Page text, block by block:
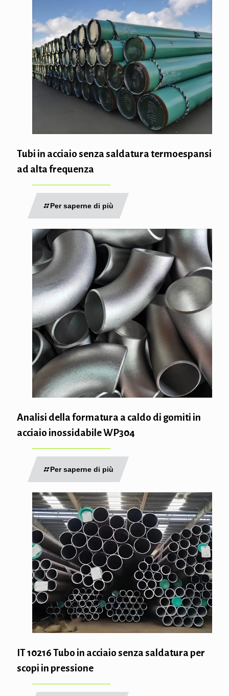
Tubi in acciaio senza saldatura termoespansi
ad alta frequenza
Per saperne di più
Analisi della formatura a caldo di gomiti in
acciaio inossidabile WP304
Per saperne di più
IT 10216 Tubo in acciaio senza saldatura per
scopi in pressione